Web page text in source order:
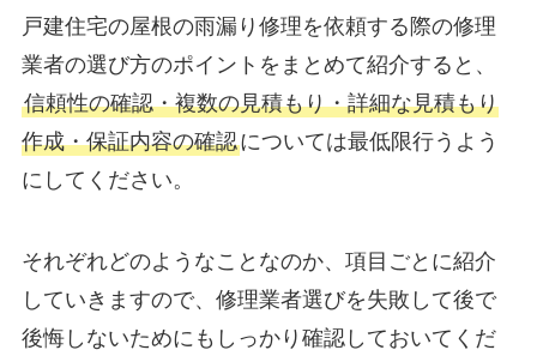
戸建住宅の屋根の雨漏り修理を依頼する際の修理
業者の選び方のポイントをまとめて紹介すると、
信頼性の確認・複数の見積もり・詳細な見積もり
作成・保証内容の確認については最低限行うよう
にしてください。
それぞれどのようなことなのか、項目ごとに紹介
していきますので、修理業者選びを失敗して後で
後悔しないためにもしっかり確認しておいてくだ